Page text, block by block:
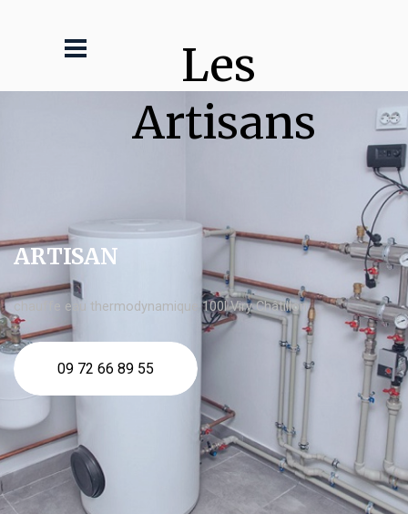
Les
Artisans
ARTISAN
chauffe eau thermodynamique 100l Viry Châtillon
09 72 66 89 55